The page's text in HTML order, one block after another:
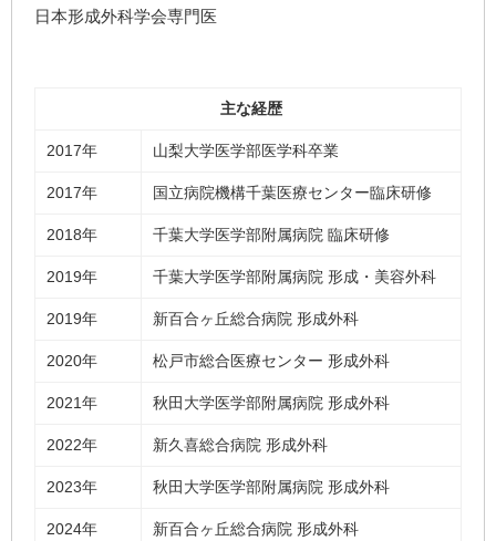
日本形成外科学会専門医
主な経歴
2017年 山梨大学医学部医学科卒業
2017年 国立病院機構千葉医療センター臨床研修
2018年 千葉大学医学部附属病院 臨床研修
2019年 千葉大学医学部附属病院 形成・美容外科
2019年 新百合ヶ丘総合病院 形成外科
2020年 松戸市総合医療センター 形成外科
2021年 秋田大学医学部附属病院 形成外科
2022年 新久喜総合病院 形成外科
2023年 秋田大学医学部附属病院 形成外科
2024年 新百合ヶ丘総合病院 形成外科